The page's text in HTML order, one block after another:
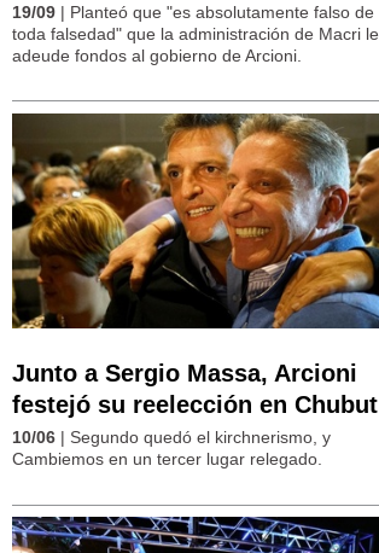
19/09 | Planteó que "es absolutamente falso de
toda falsedad" que la administración de Macri le
adeude fondos al gobierno de Arcioni.
Junto a Sergio Massa, Arcioni
festejó su reelección en Chubut
10/06 | Segundo quedó el kirchnerismo, y
Cambiemos en un tercer lugar relegado.